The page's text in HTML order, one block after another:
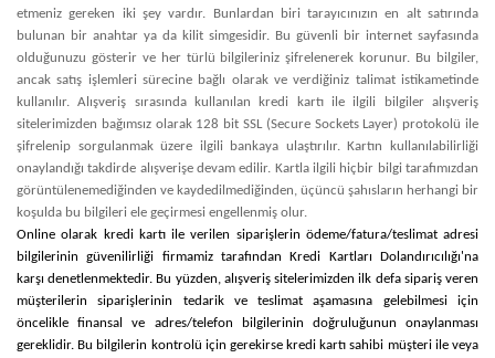
etmeniz gereken iki şey vardır. Bunlardan biri tarayıcınızın en alt satırında
bulunan bir anahtar ya da kilit simgesidir. Bu güvenli bir internet sayfasında
olduğunuzu gösterir ve her türlü bilgileriniz şifrelenerek korunur. Bu bilgiler,
ancak satış işlemleri sürecine bağlı olarak ve verdiğiniz talimat istikametinde
kullanılır. Alışveriş sırasında kullanılan kredi kartı ile ilgili bilgiler alışveriş
sitelerimizden bağımsız olarak 128 bit SSL (Secure Sockets Layer) protokolü ile
şifrelenip sorgulanmak üzere ilgili bankaya ulaştırılır. Kartın kullanılabilirliği
onaylandığı takdirde alışverişe devam edilir. Kartla ilgili hiçbir bilgi tarafımızdan
görüntülenemediğinden ve kaydedilmediğinden, üçüncü şahısların herhangi bir
koşulda bu bilgileri ele geçirmesi engellenmiş olur.
Online olarak kredi kartı ile verilen siparişlerin ödeme/fatura/teslimat adresi
bilgilerinin güvenilirliği firmamiz tarafından Kredi Kartları Dolandırıcılığı'na
karşı denetlenmektedir. Bu yüzden, alışveriş sitelerimizden ilk defa sipariş veren
müşterilerin siparişlerinin tedarik ve teslimat aşamasına gelebilmesi için
öncelikle finansal ve adres/telefon bilgilerinin doğruluğunun onaylanması
gereklidir. Bu bilgilerin kontrolü için gerekirse kredi kartı sahibi müşteri ile veya